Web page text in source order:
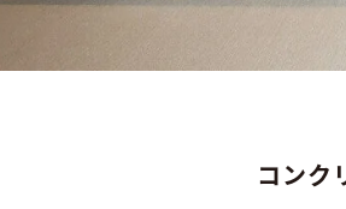
コンク